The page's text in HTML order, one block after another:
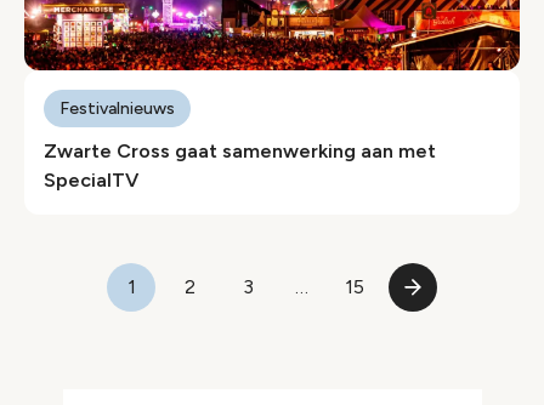
Zwarte Cross gaat samenwerking aan met
SpecialTV
Festivalnieuws
Paginering
Pagina
1
Pagina
2
Pagina
3 …
Laatste
15
Volgende